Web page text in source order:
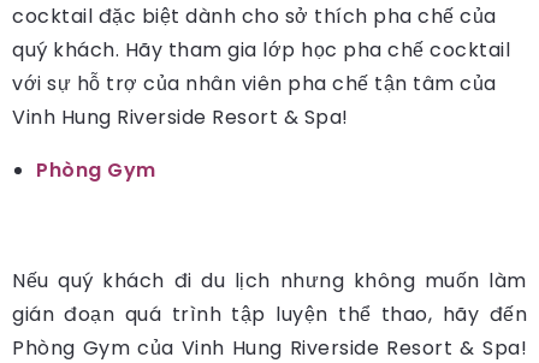
cocktail đặc biệt dành cho sở thích pha chế của
quý khách. Hãy tham gia lớp học pha chế cocktail
với sự hỗ trợ của nhân viên pha chế tận tâm của
Vinh Hung Riverside Resort & Spa!
Phòng Gym
Nếu quý khách đi du lịch nhưng không muốn làm
gián đoạn quá trình tập luyện thể thao, hãy đến
Phòng Gym của Vinh Hung Riverside Resort & Spa!